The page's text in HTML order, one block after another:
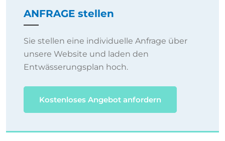
ANFRAGE stellen
Sie stellen eine individuelle Anfrage über
unsere Website und laden den
Entwässerungsplan hoch.
Kostenloses Angebot anfordern